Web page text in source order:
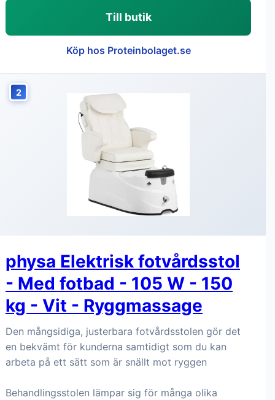
Till butik
Köp hos Proteinbolaget.se
2
physa Elektrisk fotvårdsstol
- Med fotbad - 105 W - 150
kg - Vit - Ryggmassage
Den mångsidiga, justerbara fotvårdsstolen gör det
en bekvämt för kunderna samtidigt som du kan
arbeta på ett sätt som är snällt mot ryggen
Behandlingsstolen lämpar sig för många olika